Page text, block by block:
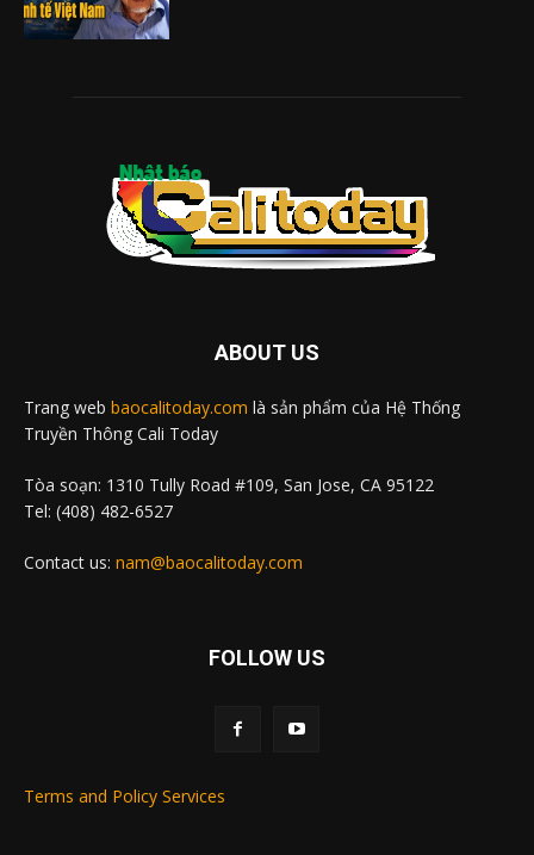
ABOUT US
Trang web baocalitoday.com là sản phẩm của Hệ Thống
Truyền Thông Cali Today
Tòa soạn: 1310 Tully Road #109, San Jose, CA 95122
Tel: (408) 482-6527
Contact us: nam@baocalitoday.com
FOLLOW US
Terms and Policy Services